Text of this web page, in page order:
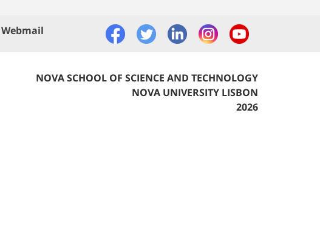
Webmail
NOVA SCHOOL OF SCIENCE AND TECHNOLOGY
NOVA UNIVERSITY LISBON
2026